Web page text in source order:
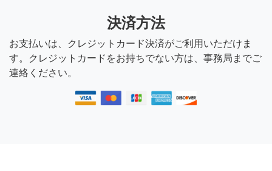
決済方法
お支払いは、クレジットカード決済がご利用いただけま
す。クレジットカードをお持ちでない方は、事務局までご
連絡ください。